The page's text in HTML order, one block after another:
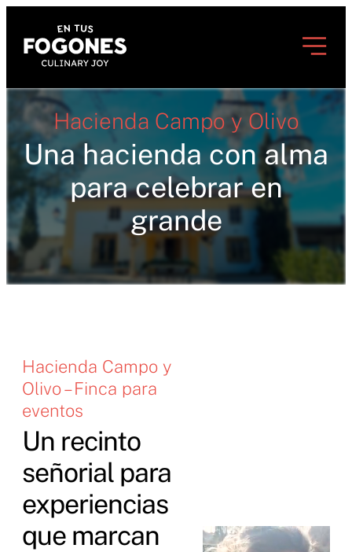
Hacienda Campo y Olivo
Una hacienda con alma
para celebrar en
grande
Hacienda Campo y
Olivo – Finca para
eventos
Un recinto
señorial para
experiencias
que marcan